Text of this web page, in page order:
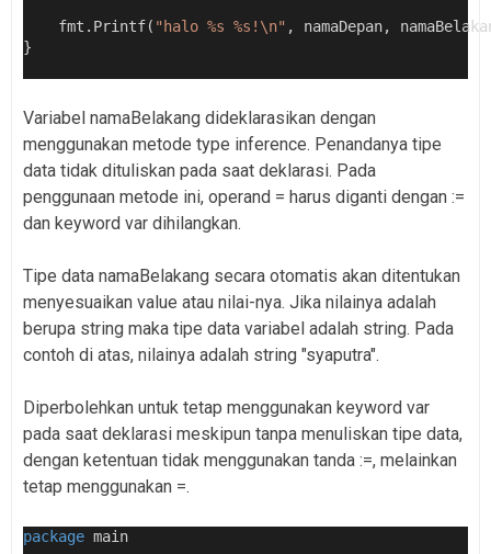
fmt.Printf( "halo %s %s!\n" , namaDepan,
}
Variabel namaBelakang dideklarasikan dengan
menggunakan metode type inference. Penandanya tipe
data tidak dituliskan pada saat deklarasi. Pada
penggunaan metode ini, operand = harus diganti dengan :=
dan keyword var dihilangkan.
Tipe data namaBelakang secara otomatis akan ditentukan
menyesuaikan value atau nilai-nya. Jika nilainya adalah
berupa string maka tipe data variabel adalah string. Pada
contoh di atas, nilainya adalah string "syaputra".
Diperbolehkan untuk tetap menggunakan keyword var
pada saat deklarasi meskipun tanpa menuliskan tipe data,
dengan ketentuan tidak menggunakan tanda :=, melainkan
tetap menggunakan =.
package main